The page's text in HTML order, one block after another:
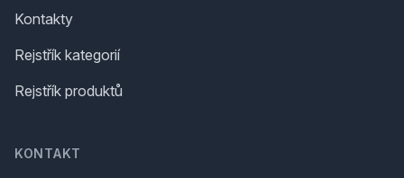
Kontakty
Rejstřík kategorií
Rejstřík produktů
KONTAKT